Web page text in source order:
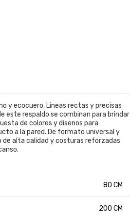
y ecocuero. Lineas rectas y precisas
este respaldo se combinan para brindar
de colores y disenos para
a la pared. De formato universal y
de alta calidad y costuras reforzadas
80 CM
200 CM